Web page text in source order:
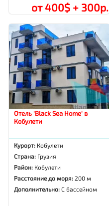
от 400$ + 300р.
Отель 'Black Sea Home' в
Кобулети
Курорт: Кобулети
Страна: Грузия
Район: Кобулети
Расстояние до моря:200 м
Дополнительно:С бассейном